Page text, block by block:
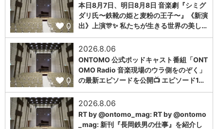
0
本日8月7日、明日8月8日 音楽劇『シミグ
ダリ氏〜鉄靴の姫と麦粉の王子〜』《新演
出》上演🎊✨ 私たちが生きる世界の美し…
0
2026.8.06
ONTOMO 公式ポッドキャスト番組「ONT
OMO Radio 音楽現場のウラ側をのぞく」
の最新エピソードを公開📺 エピソード1…
2026.8.06
RT by @ontomo_mag: RT by @ontomo
_mag: 新刊『長岡鉄男の仕事』を紹介し